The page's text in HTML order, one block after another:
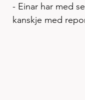
- Einar har med
kanskje med